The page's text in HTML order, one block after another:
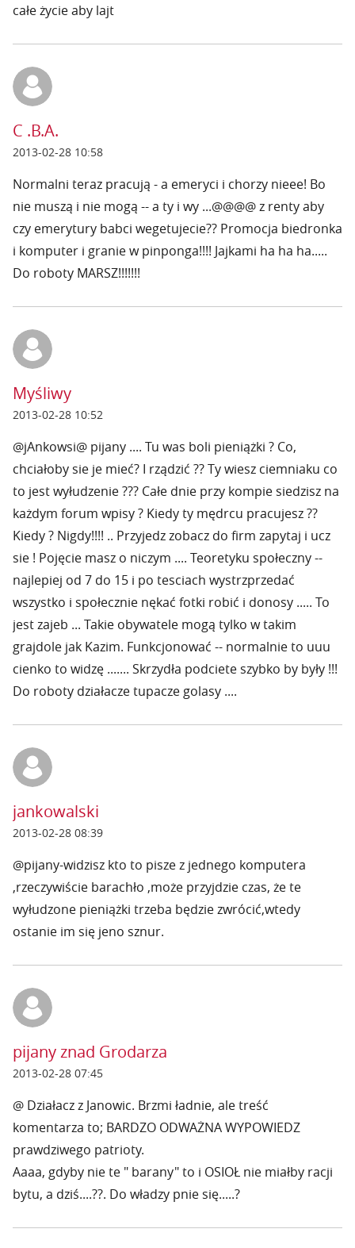
całe życie aby lajt
C .B.A.
2013-02-28 10:58
Normalni teraz pracują - a emeryci i chorzy nieee! Bo
nie muszą i nie mogą -- a ty i wy ...@@@@ z renty aby
czy emerytury babci wegetujecie?? Promocja biedronka
i komputer i granie w pinponga!!!! Jajkami ha ha ha.....
Do roboty MARSZ!!!!!!!
Myśliwy
2013-02-28 10:52
@jAnkowsi@ pijany .... Tu was boli pieniążki ? Co,
chciałoby sie je mieć? I rządzić ?? Ty wiesz ciemniaku co
to jest wyłudzenie ??? Całe dnie przy kompie siedzisz na
każdym forum wpisy ? Kiedy ty mędrcu pracujesz ??
Kiedy ? Nigdy!!!! .. Przyjedz zobacz do firm zapytaj i ucz
sie ! Pojęcie masz o niczym .... Teoretyku społeczny --
najlepiej od 7 do 15 i po tesciach wystrzprzedać
wszystko i społecznie nękać fotki robić i donosy ..... To
jest zajeb ... Takie obywatele mogą tylko w takim
grajdole jak Kazim. Funkcjonować -- normalnie to uuu
cienko to widzę ....... Skrzydła podciete szybko by były !!!
Do roboty działacze tupacze golasy ....
jankowalski
2013-02-28 08:39
@pijany-widzisz kto to pisze z jednego komputera
,rzeczywiście barachło ,może przyjdzie czas, że te
wyłudzone pieniążki trzeba będzie zwrócić,wtedy
ostanie im się jeno sznur.
pijany znad Grodarza
2013-02-28 07:45
@ Działacz z Janowic. Brzmi ładnie, ale treść
komentarza to; BARDZO ODWAŻNA WYPOWIEDZ
prawdziwego patrioty.
Aaaa, gdyby nie te " barany" to i OSIOŁ nie miałby racji
bytu, a dziś....??. Do władzy pnie się.....?